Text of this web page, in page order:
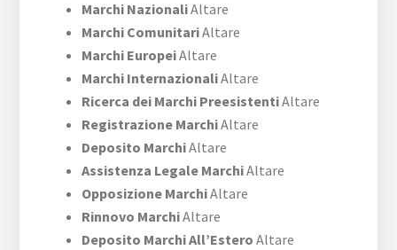
Marchi NazionaliAltare
Marchi ComunitariAltare
Marchi EuropeiAltare
Marchi InternazionaliAltare
Ricerca dei Marchi PreesistentiAltare
Registrazione MarchiAltare
Deposito MarchiAltare
Assistenza Legale MarchiAltare
Opposizione MarchiAltare
Rinnovo MarchiAltare
Deposito Marchi All’Estero Altare